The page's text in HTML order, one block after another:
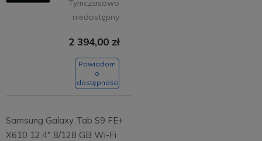
Tymczasowo
niedostępny
2 394,00 zł
Powiadom
o
dostępności
Samsung Galaxy Tab S9 FE+
X610 12.4" 8/128 GB Wi-Fi